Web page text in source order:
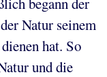
Natur seinem
hat. So
und die